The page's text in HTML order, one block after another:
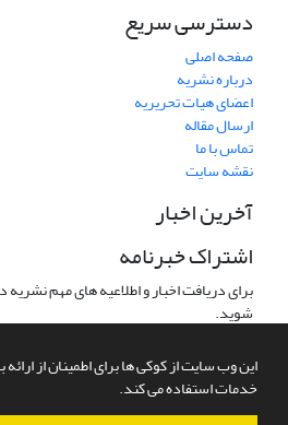
این وب سایت از کوکی ها برای اطمینان از ارائه
خدمات استفاده می کند.
دسترسی سریع
صفحه اصلی
درباره نشریه
اعضای هیات تحریریه
ارسال مقاله
تماس با ما
نقشه سایت
آخرین اخبار
اشتراک خبرنامه
برای دریافت اخبار و اطلاعیه های مهم
شوید.